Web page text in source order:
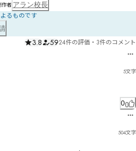
作者 アラン校長
るものです
3.8 5924件の評価 ・ 3件のコメント
5文字
0
504文字